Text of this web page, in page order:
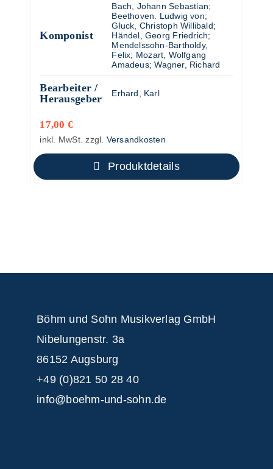
Komponist
Bach, Johann Sebastian;
Beethoven. Ludwig von;
Gluck, Christoph Willibald;
Händel, Georg Friedrich;
Mendelssohn-Bartholdy,
Felix; Mozart, Wolfgang
Amadeus;Wagner, Richard
Bearbeiter /
Herausgeber
Erhard, Karl
17,00 €
inkl. MwSt. zzgl. Versandkosten
Produktdetails
Böhm und Sohn Musikverlag GmbH
Nibelungenstr. 3a
86152 Augsburg
+49 (0)821 50 28 40
info@boehm-und-sohn.de